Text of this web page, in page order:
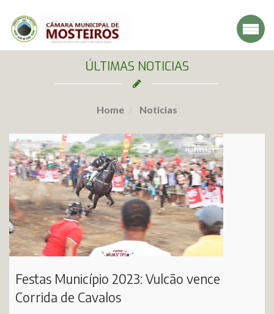
ÚLTIMAS NOTICIAS
Home Noticias
Festas Município 2023: Vulcão vence
Corrida de Cavalos